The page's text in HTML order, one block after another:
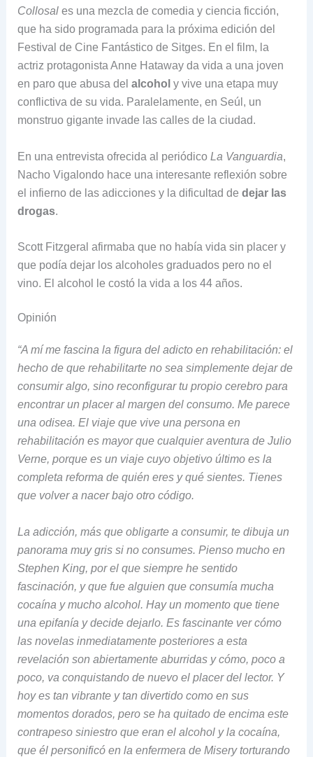
Collosal es una mezcla de comedia y ciencia ficción,
que ha sido programada para la próxima edición del
Festival de Cine Fantástico de Sitges. En el film, la
actriz protagonista Anne Hataway da vida a una joven
en paro que abusa del alcohol y vive una etapa muy
conflictiva de su vida. Paralelamente, en Seúl, un
monstruo gigante invade las calles de la ciudad.
En una entrevista ofrecida al periódico La Vanguardia,
Nacho Vigalondo hace una interesante reflexión sobre
el infierno de las adicciones y la dificultad de dejar las
drogas.
Scott Fitzgeral afirmaba que no había vida sin placer y
que podía dejar los alcoholes graduados pero no el
vino. El alcohol le costó la vida a los 44 años.
Opinión
“A mí me fascina la figura del adicto en rehabilitación: el
hecho de que rehabilitarte no sea simplemente dejar de
consumir algo, sino reconfigurar tu propio cerebro para
encontrar un placer al margen del consumo. Me parece
una odisea. El viaje que vive una persona en
rehabilitación es mayor que cualquier aventura de Julio
Verne, porque es un viaje cuyo objetivo último es la
completa reforma de quién eres y qué sientes. Tienes
que volver a nacer bajo otro código.
La adicción, más que obligarte a consumir, te dibuja un
panorama muy gris si no consumes. Pienso mucho en
Stephen King, por el que siempre he sentido
fascinación, y que fue alguien que consumía mucha
cocaína y mucho alcohol. Hay un momento que tiene
una epifanía y decide dejarlo. Es fascinante ver cómo
las novelas inmediatamente posteriores a esta
revelación son abiertamente aburridas y cómo, poco a
poco, va conquistando de nuevo el placer del lector. Y
hoy es tan vibrante y tan divertido como en sus
momentos dorados, pero se ha quitado de encima este
contrapeso siniestro que eran el alcohol y la cocaína,
que él personificó en la enfermera de Misery torturando